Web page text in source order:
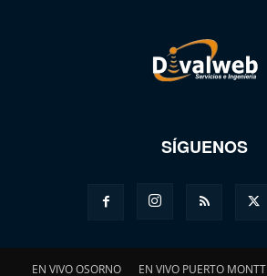
SÍGUENOS
EN VIVO OSORNO EN VIVO PUERTO MONTT